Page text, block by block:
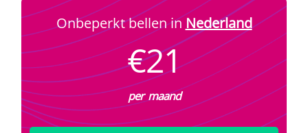
Onbeperkt bellen inNederland
€21
per maand